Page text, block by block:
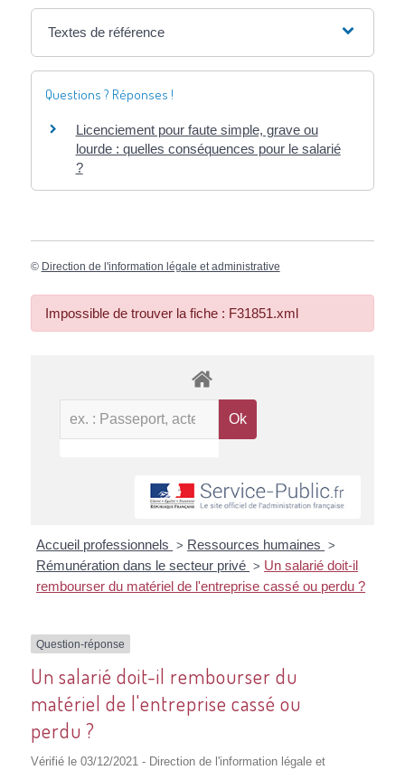
Textes de référence
Questions ? Réponses !
Licenciement pour faute simple, grave ou
lourde : quelles conséquences pour le salarié
?
© Direction de l'information légale et administrative
Impossible de trouver la fiche : F31851.xml
Accueil professionnels > Ressources humaines >
Rémunération dans le secteur privé > Un salarié doit-il
rembourser du matériel de l'entreprise cassé ou perdu ?
Question-réponse
Un salarié doit-il rembourser du
matériel de l'entreprise cassé ou
perdu ?
Vérifié le 03/12/2021 - Direction de l'information légale et